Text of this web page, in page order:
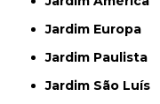
Jardim Europa
Jardim Paulista
Jardim São Luís